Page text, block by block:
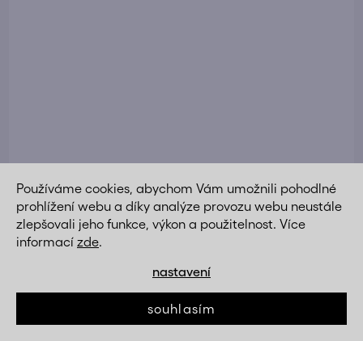
Používáme cookies, abychom Vám umožnili pohodlné
prohlížení webu a díky analýze provozu webu neustále
zlepšovali jeho funkce, výkon a použitelnost. Více
informací zde.
nastavení
souhlasím
Jídelní židle zelená látka kovová podnož AJZ213Z